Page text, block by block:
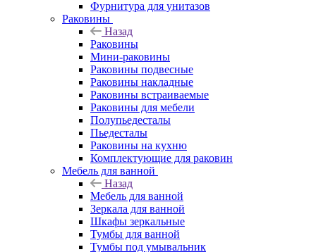
Фурнитура для унитазов
Раковины
Назад
Раковины
Мини-раковины
Раковины подвесные
Раковины накладные
Раковины встраиваемые
Раковины для мебели
Полупьедесталы
Пьедесталы
Раковины на кухню
Комплектующие для раковин
Мебель для ванной
Назад
Мебель для ванной
Зеркала для ванной
Шкафы зеркальные
Тумбы для ванной
Тумбы под умывальник